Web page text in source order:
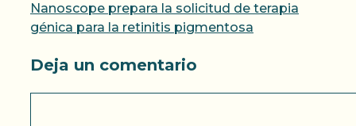
Nanoscope prepara la solicitud de terapia
génica para la retinitis pigmentosa
Deja un comentario